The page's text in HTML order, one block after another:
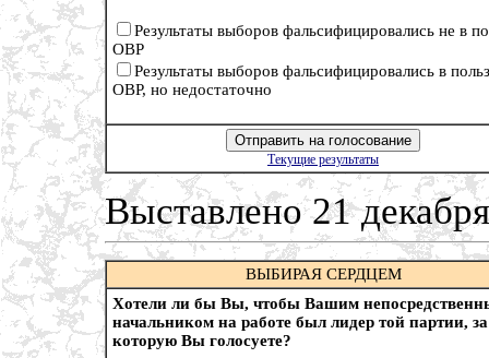
Результаты выборов фальсифицировались не в
ОВР
Результаты выборов фальсифицировались в
ОВР, но недостаточно
Текущие результаты
Выставлено 21
ВЫБИРАЯ СЕРДЦЕМ
Хотели ли бы Вы, чтобы Вашим
начальником на работе был лидер той партии, за
которую Вы голосуете?